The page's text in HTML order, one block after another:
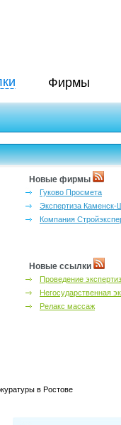
Фирмы
Новые фирмы
Гуково Просмета
Экспертиза Каменск-
Компания
Новые ссылки
Проведение
Негосударственная
Релакс массаж
в Ростове